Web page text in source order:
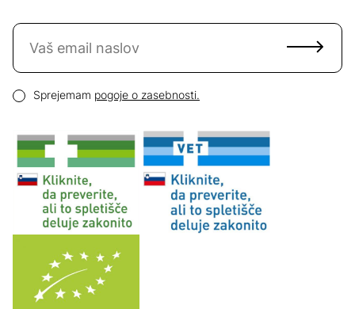
Naročite se na novice
Pogoji zasebnosti
Sprejemam pogoje o zasebnosti.